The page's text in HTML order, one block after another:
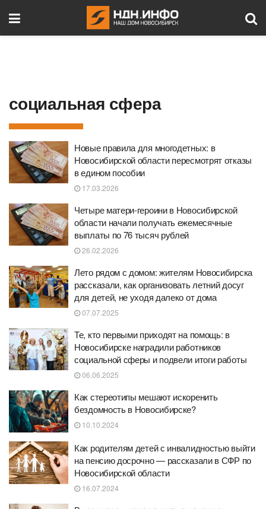
социальная сфера
Новые правила для многодетных: в
Новосибирской области пересмотрят отказы
в едином пособии
17.03.2026
Четыре матери-героини в Новосибирской
области начали получать ежемесячные
выплаты по 76 тысяч рублей
26.02.2026
Лето рядом с домом: жителям Новосибирска
рассказали, как организовать летний досуг
для детей, не уходя далеко от дома
07.07.2025
Те, кто первыми приходят на помощь: в
Новосибирске наградили работников
социальной сферы и подвели итоги работы
06.06.2025
Как стереотипы мешают искоренить
бездомность в Новосибирске?
10.10.2024
Как родителям детей с инвалидностью выйти
на пенсию досрочно — рассказали в СФР по
Новосибирской области
16.07.2024